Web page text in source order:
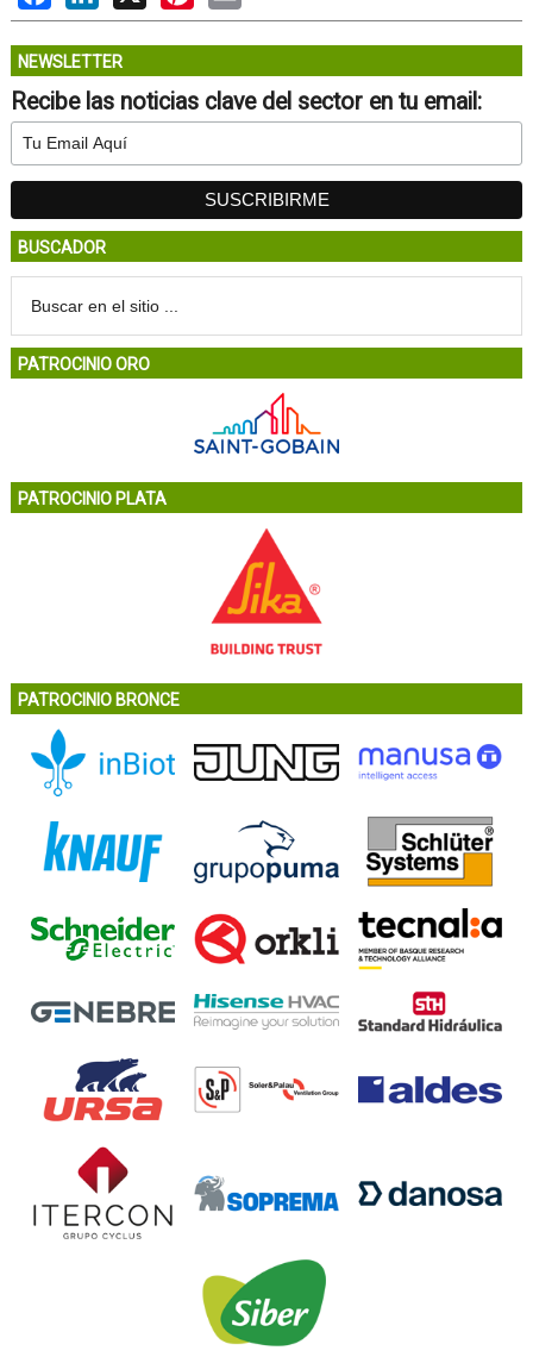
NEWSLETTER
Recibe las noticias clave del sector en tu email:
BUSCADOR
PATROCINIO ORO
PATROCINIO PLATA
PATROCINIO BRONCE